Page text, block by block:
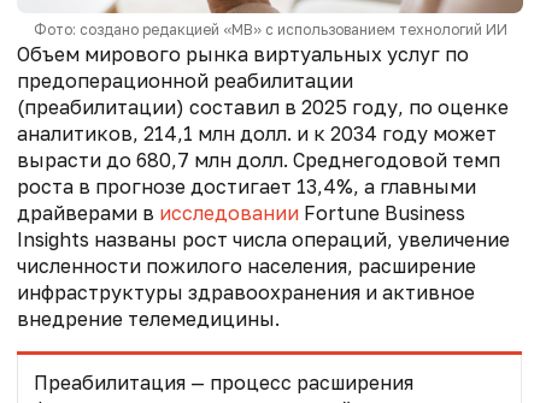
Фото: создано редакцией «МВ» с использованием технологий ИИ
Объем мирового рынка виртуальных услуг по
предоперационной реабилитации
(преабилитации) составил в 2025 году, по оценке
аналитиков, 214,1 млн долл. и к 2034 году может
вырасти до 680,7 млн долл. Среднегодовой темп
роста в прогнозе достигает 13,4%, а главными
драйверами в исследовании Fortune Business
Insights названы рост числа операций, увеличение
численности пожилого населения, расширение
инфраструктуры здравоохранения и активное
внедрение телемедицины.
Преабилитация — процесс расширения